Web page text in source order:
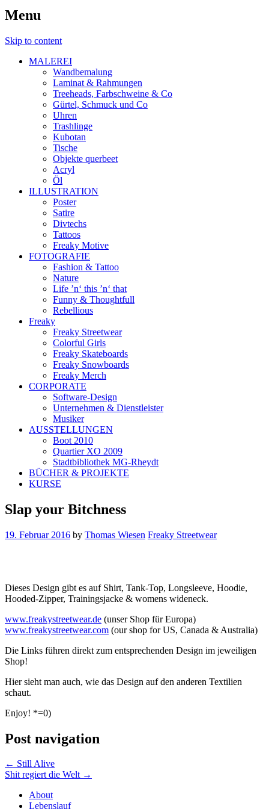
Menu
Skip to content
MALEREI
Wandbemalung
Laminat & Rahmungen
Treeheads, Farbschweine & Co
Gürtel, Schmuck und Co
Uhren
Trashlinge
Kubotan
Tische
Objekte querbeet
Acryl
Öl
ILLUSTRATION
Poster
Satire
Divtechs
Tattoos
Freaky Motive
FOTOGRAFIE
Fashion & Tattoo
Nature
Life ’n‘ this ’n‘ that
Funny & Thoughtfull
Rebellious
Freaky
Freaky Streetwear
Colorful Girls
Freaky Skateboards
Freaky Snowboards
Freaky Merch
CORPORATE
Software-Design
Unternehmen & Dienstleister
Musiker
AUSSTELLUNGEN
Boot 2010
Quartier XO 2009
Stadtbibliothek MG-Rheydt
BÜCHER & PROJEKTE
KURSE
Slap your Bitchness
19. Februar 2016 by Thomas Wiesen Freaky Streetwear
Dieses Design gibt es auf Shirt, Tank-Top, Longsleeve, Hoodie,
Hooded-Zipper, Trainingsjacke & womens wideneck.
www.freakystreetwear.de (unser Shop für Europa)
www.freakystreetwear.com (our shop for US, Canada & Australia)
Die Links führen direkt zum entsprechenden Design im jeweiligen
Shop!
Hier sieht man auch, wie das Design auf den anderen Textilien
schaut.
Enjoy! *=0)
Post navigation
← Still Alive
Shit regiert die Welt →
About
Lebenslauf